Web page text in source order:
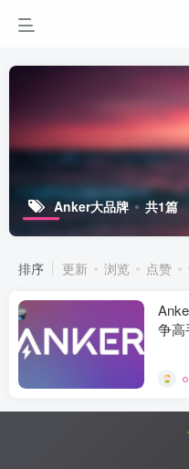
Anker大品牌 共1篇
排序 更新 浏览 点赞
Anker大
争高